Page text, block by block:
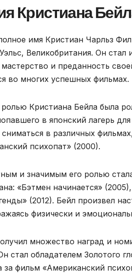
Кристиана
имя Кристиан Чарльз
Великобритания. Он
и преданность
во многих успешных фильмах.
Кристиана Бейла была
в японский лагерь
в различных
психопат» (2000).
и значимым его ролью
«Бэтмен начинается»
(2012). Бейл произвел
физически и
множество наград и
стал обладателем Золотого
за фильм «Американский